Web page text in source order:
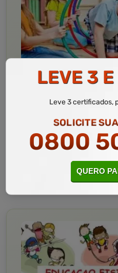
Educação Física Adaptada
3,5 · Estrelas
LEVE 3
Leve 3 certificados,
SOLICITE
0800
QUERO